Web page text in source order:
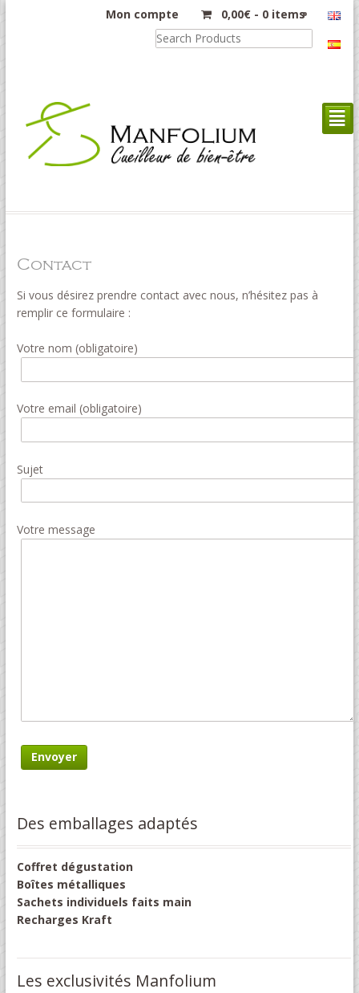
Mon compte 0,00€ - 0 items
²
Contact
Si vous désirez prendre contact avec nous, n’hésitez pas à
remplir ce formulaire :
Votre nom (obligatoire)
Votre email (obligatoire)
Sujet
Votre message
Des emballages adaptés
Coffret dégustation
Boîtes métalliques
Sachets individuels faits main
Recharges Kraft
Les exclusivités Manfolium